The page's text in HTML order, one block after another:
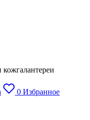
0 Избранное